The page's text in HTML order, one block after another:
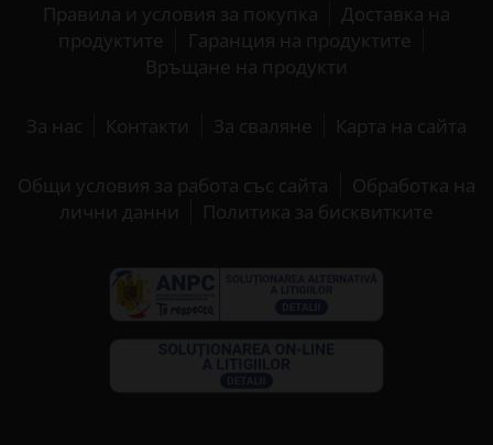
Правила и условия за покупка
Доставка на
продуктите
Гаранция на продуктите
Връщане на продукти
За нас Контакти За сваляне Карта на сайта
Общи условия за работа със сайта
Обработка на
лични данни
Политика за бисквитките